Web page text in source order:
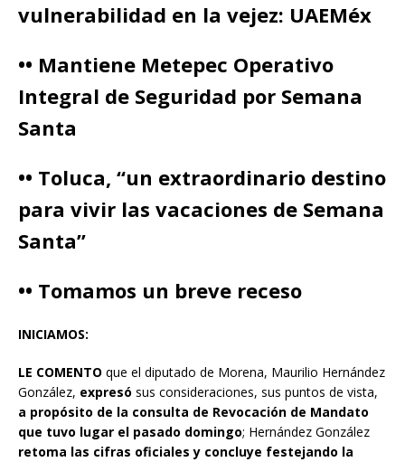
vulnerabilidad en la vejez: UAEMéx
•• Mantiene Metepec Operativo
Integral de Seguridad por Semana
Santa
•• Toluca, “un extraordinario destino
para vivir las vacaciones de Semana
Santa”
•• Tomamos un breve receso
INICIAMOS:
LE COMENTO que el diputado de Morena, Maurilio Hernández
González, expresó sus consideraciones, sus puntos de vista,
a propósito de la consulta de Revocación de Mandato
que tuvo lugar el pasado domingo; Hernández González
retoma las cifras oficiales y concluye festejando la